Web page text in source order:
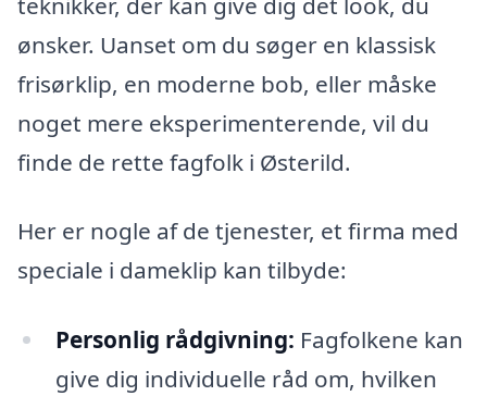
ønsker. Uanset om du søger en klassisk
frisørklip, en moderne bob, eller måske
noget mere eksperimenterende, vil du
finde de rette fagfolk i Østerild.
Her er nogle af de tjenester, et firma med
speciale i dameklip kan tilbyde:
Personlig rådgivning: Fagfolkene kan
give dig individuelle råd om, hvilken